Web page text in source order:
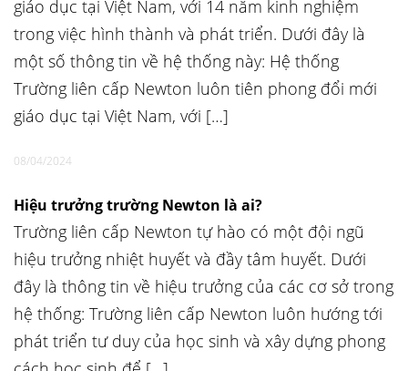
giáo dục tại Việt Nam, với 14 năm kinh nghiệm
trong việc hình thành và phát triển. Dưới đây là
một số thông tin về hệ thống này: Hệ thống
Trường liên cấp Newton luôn tiên phong đổi mới
giáo dục tại Việt Nam, với […]
08/04/2024
Hiệu trưởng trường Newton là ai?
Trường liên cấp Newton tự hào có một đội ngũ
hiệu trưởng nhiệt huyết và đầy tâm huyết. Dưới
đây là thông tin về hiệu trưởng của các cơ sở trong
hệ thống: Trường liên cấp Newton luôn hướng tới
phát triển tư duy của học sinh và xây dựng phong